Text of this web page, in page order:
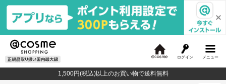
メニュー
ログイン
c
o
1,500円(税込)以上のお買い物で送料無料